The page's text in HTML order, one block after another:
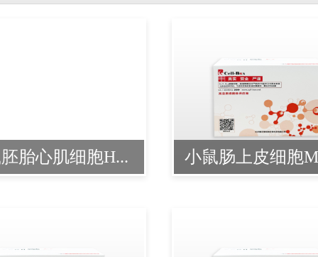
胎心肌细胞H... 小鼠肠上皮细胞